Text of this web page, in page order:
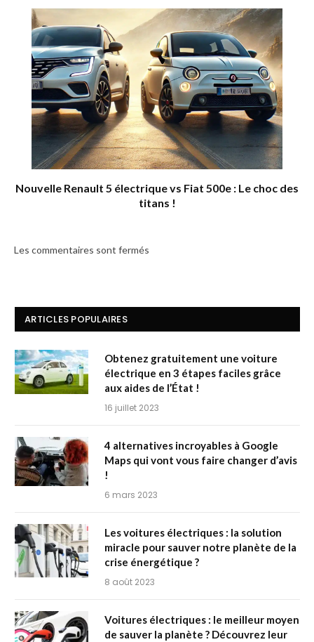
Nouvelle Renault 5 électrique vs Fiat 500e : Le choc des
titans !
Les commentaires sont fermés
ARTICLES POPULAIRES
Obtenez gratuitement une voiture
électrique en 3 étapes faciles grâce
aux aides de l’État !
16 juillet 2023
4 alternatives incroyables à Google
Maps qui vont vous faire changer d’avis
!
6 mars 2023
Les voitures électriques : la solution
miracle pour sauver notre planète de la
crise énergétique ?
8 août 2023
Voitures électriques : le meilleur moyen
de sauver la planète ? Découvrez leur